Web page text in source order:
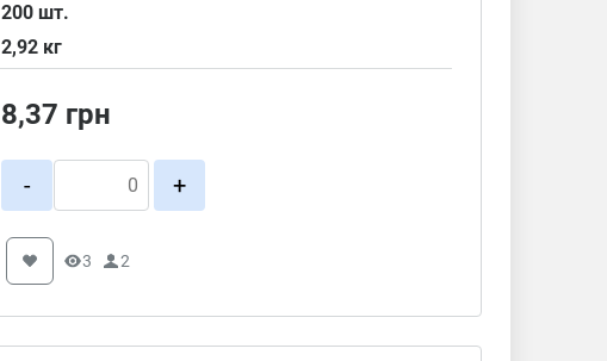
200шт.
2,92 кг
8,37 грн
- +
3 2